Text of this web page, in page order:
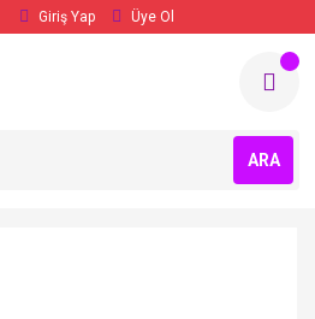
Giriş Yap Üye Ol
ARA